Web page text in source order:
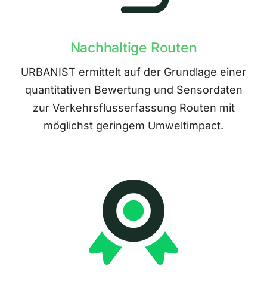
Nachhaltige Routen
URBANIST ermittelt auf der Grundlage einer
quantitativen Bewertung und Sensordaten
zur Verkehrsflusserfassung Routen mit
möglichst geringem Umweltimpact.